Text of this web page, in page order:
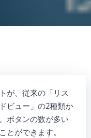
が、従来の「リス
ビュー」の2種類か
ボタンの数が多い
とができます。